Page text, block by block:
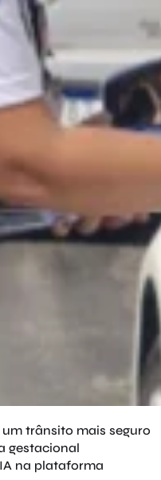
trânsito mais seguro
gestacional
na plataforma